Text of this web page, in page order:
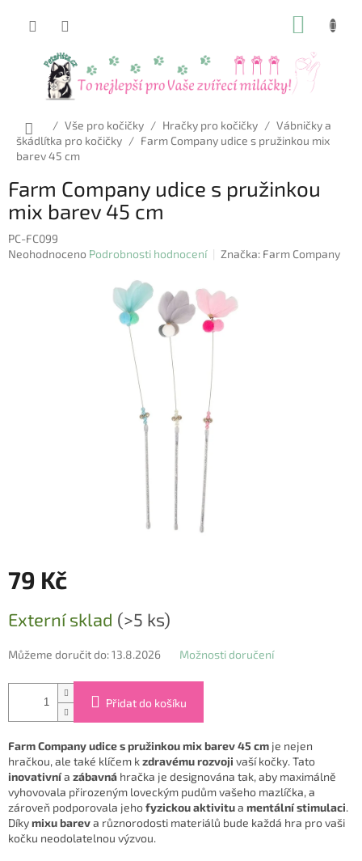
Domů
/ Vše pro kočičky / Hračky pro kočičky / Vábničky a
škádlítka pro kočičky / Farm Company udice s pružinkou mix
barev 45 cm
Farm Company udice s pružinkou
mix barev 45 cm
PC-FC099
Průměrné
Neohodnoceno Podrobnosti hodnocení Značka: Farm Company
79 Kč
cena:
Externí sklad (>5 ks)
Můžeme doručit do:13.8.2026 Možnosti doručení
Přidat do košíku
Farm Company udice s pružinkou mix barev 45 cm je nejen
hračkou, ale také klíčem kzdravému rozvoji vaší kočky. Tato
inovativnía zábavná hračka je designována tak, aby maximálně
vyhovovala přirozeným loveckým pudům vašeho mazlíčka, a
zároveň podporovala jehofyzickou aktivitua mentální stimulaci.
Díkymixu bareva různorodosti materiálů bude každá hra pro vaši
kočku neodolatelnou výzvou.